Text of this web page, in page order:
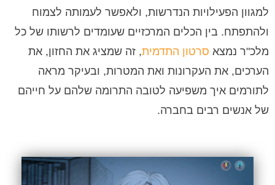
למגוון הפעילויות הנדרשות, ולאפשר לעמותה לצמוח
ולהתפתח. בין הכלים המרכזיים שעומדים לרשותו של כל
מלכ"ר נמצא סרטון התדמית, זה שמציג את החזון, את
הערכים, את העקרונות ואת המטרות, ובעיקר מראה
לתורמים איך משפיעה לטובה התרומה שלהם על חייהם
של אנשים רבים בחברה.